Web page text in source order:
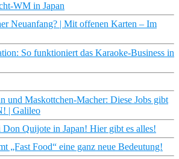
WM in Japan
Neuanfang? | Mit offenen Karten – Im
So funktioniert das Karaoke-Business in
und Maskottchen-Macher: Diese Jobs gibt
| Galileo
Quijote in Japan! Hier gibt es alles!
„Fast Food“ eine ganz neue Bedeutung!